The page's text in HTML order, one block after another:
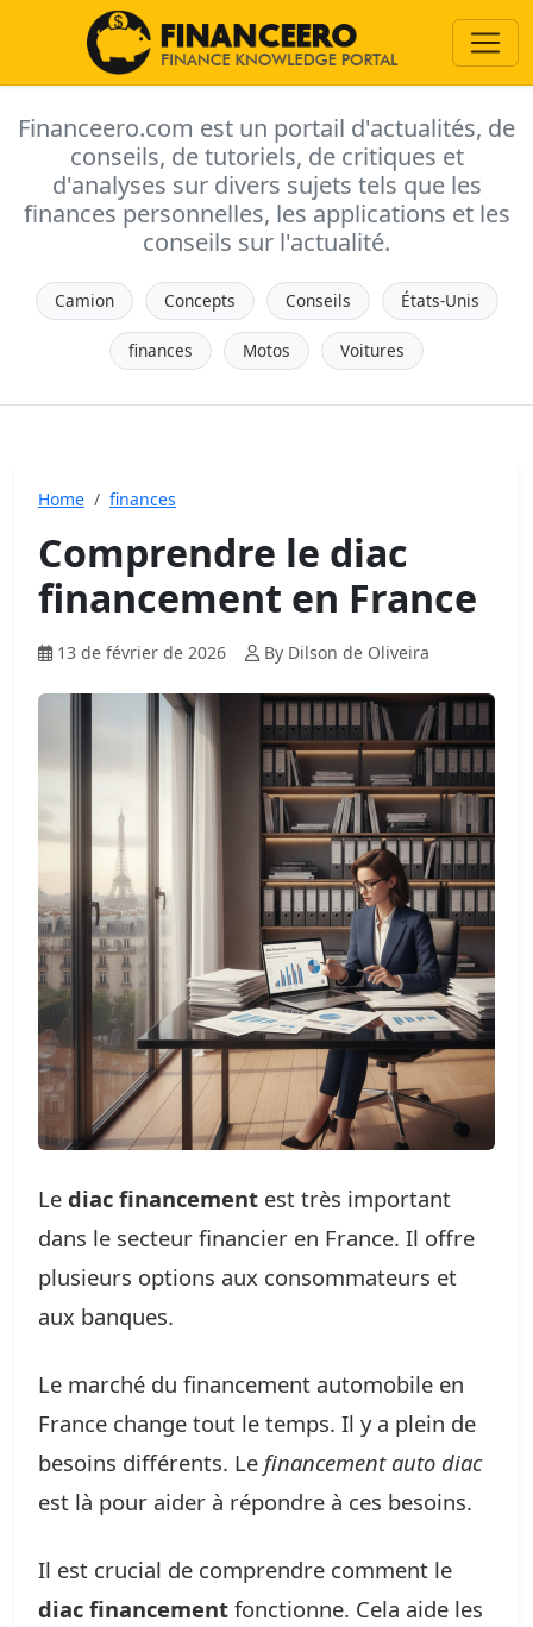
Financeero.com est un portail d'actualités, de
conseils, de tutoriels, de critiques et
d'analyses sur divers sujets tels que les
finances personnelles, les applications et les
conseils sur l'actualité.
Camion Concepts Conseils États-Unis
finances Motos Voitures
Home finances
Comprendre le diac
financement en France
13 de février de 2026 By Dilson de Oliveira
Le diac financement est très important
dans le secteur financier en France. Il offre
plusieurs options aux consommateurs et
aux banques.
Le marché du financement automobile en
France change tout le temps. Il y a plein de
besoins différents. Le financement auto diac
est là pour aider à répondre à ces besoins.
Il est crucial de comprendre comment le
diac financement fonctionne. Cela aide les